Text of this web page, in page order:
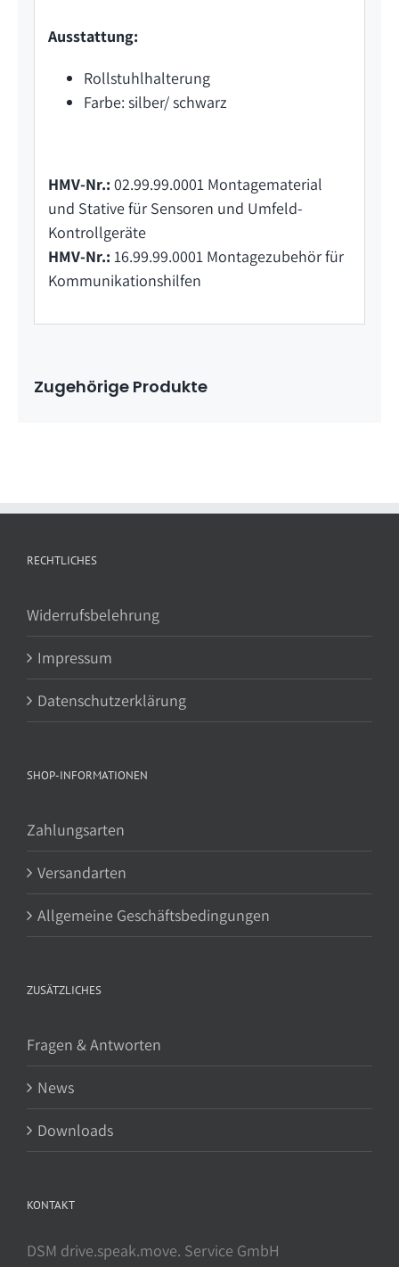
Ausstattung:
Rollstuhlhalterung
Farbe: silber/ schwarz
HMV-Nr.: 02.99.99.0001 Montagematerial
und Stative für Sensoren und Umfeld-
Kontrollgeräte
HMV-Nr.: 16.99.99.0001 Montagezubehör für
Kommunikationshilfen
Zugehörige Produkte
RECHTLICHES
Widerrufsbelehrung
Impressum
Datenschutzerklärung
SHOP-INFORMATIONEN
Zahlungsarten
Versandarten
Allgemeine Geschäftsbedingungen
ZUSÄTZLICHES
Fragen & Antworten
News
Downloads
KONTAKT
DSM drive.speak.move. Service GmbH